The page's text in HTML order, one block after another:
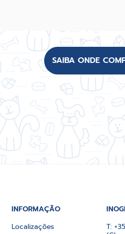
SAIBA ONDE
INFORMAÇÃO
Localizações
T: